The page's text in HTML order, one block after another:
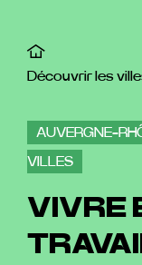
CONNEXION
Découvrir les
AUVERGNE-
VILLES
VIVRE